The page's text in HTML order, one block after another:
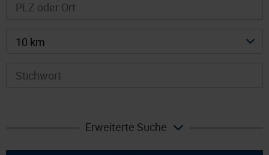
10 km
Erweiterte Suche